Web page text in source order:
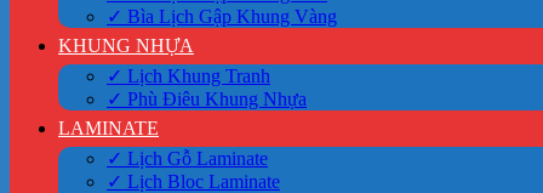
✓ Bìa Lịch Gập Khung Vàng
KHUNG NHỰA
✓ Lịch Khung Tranh
✓ Phù Điêu Khung Nhựa
LAMINATE
✓ Lịch Gỗ Laminate
✓ Lịch Bloc Laminate